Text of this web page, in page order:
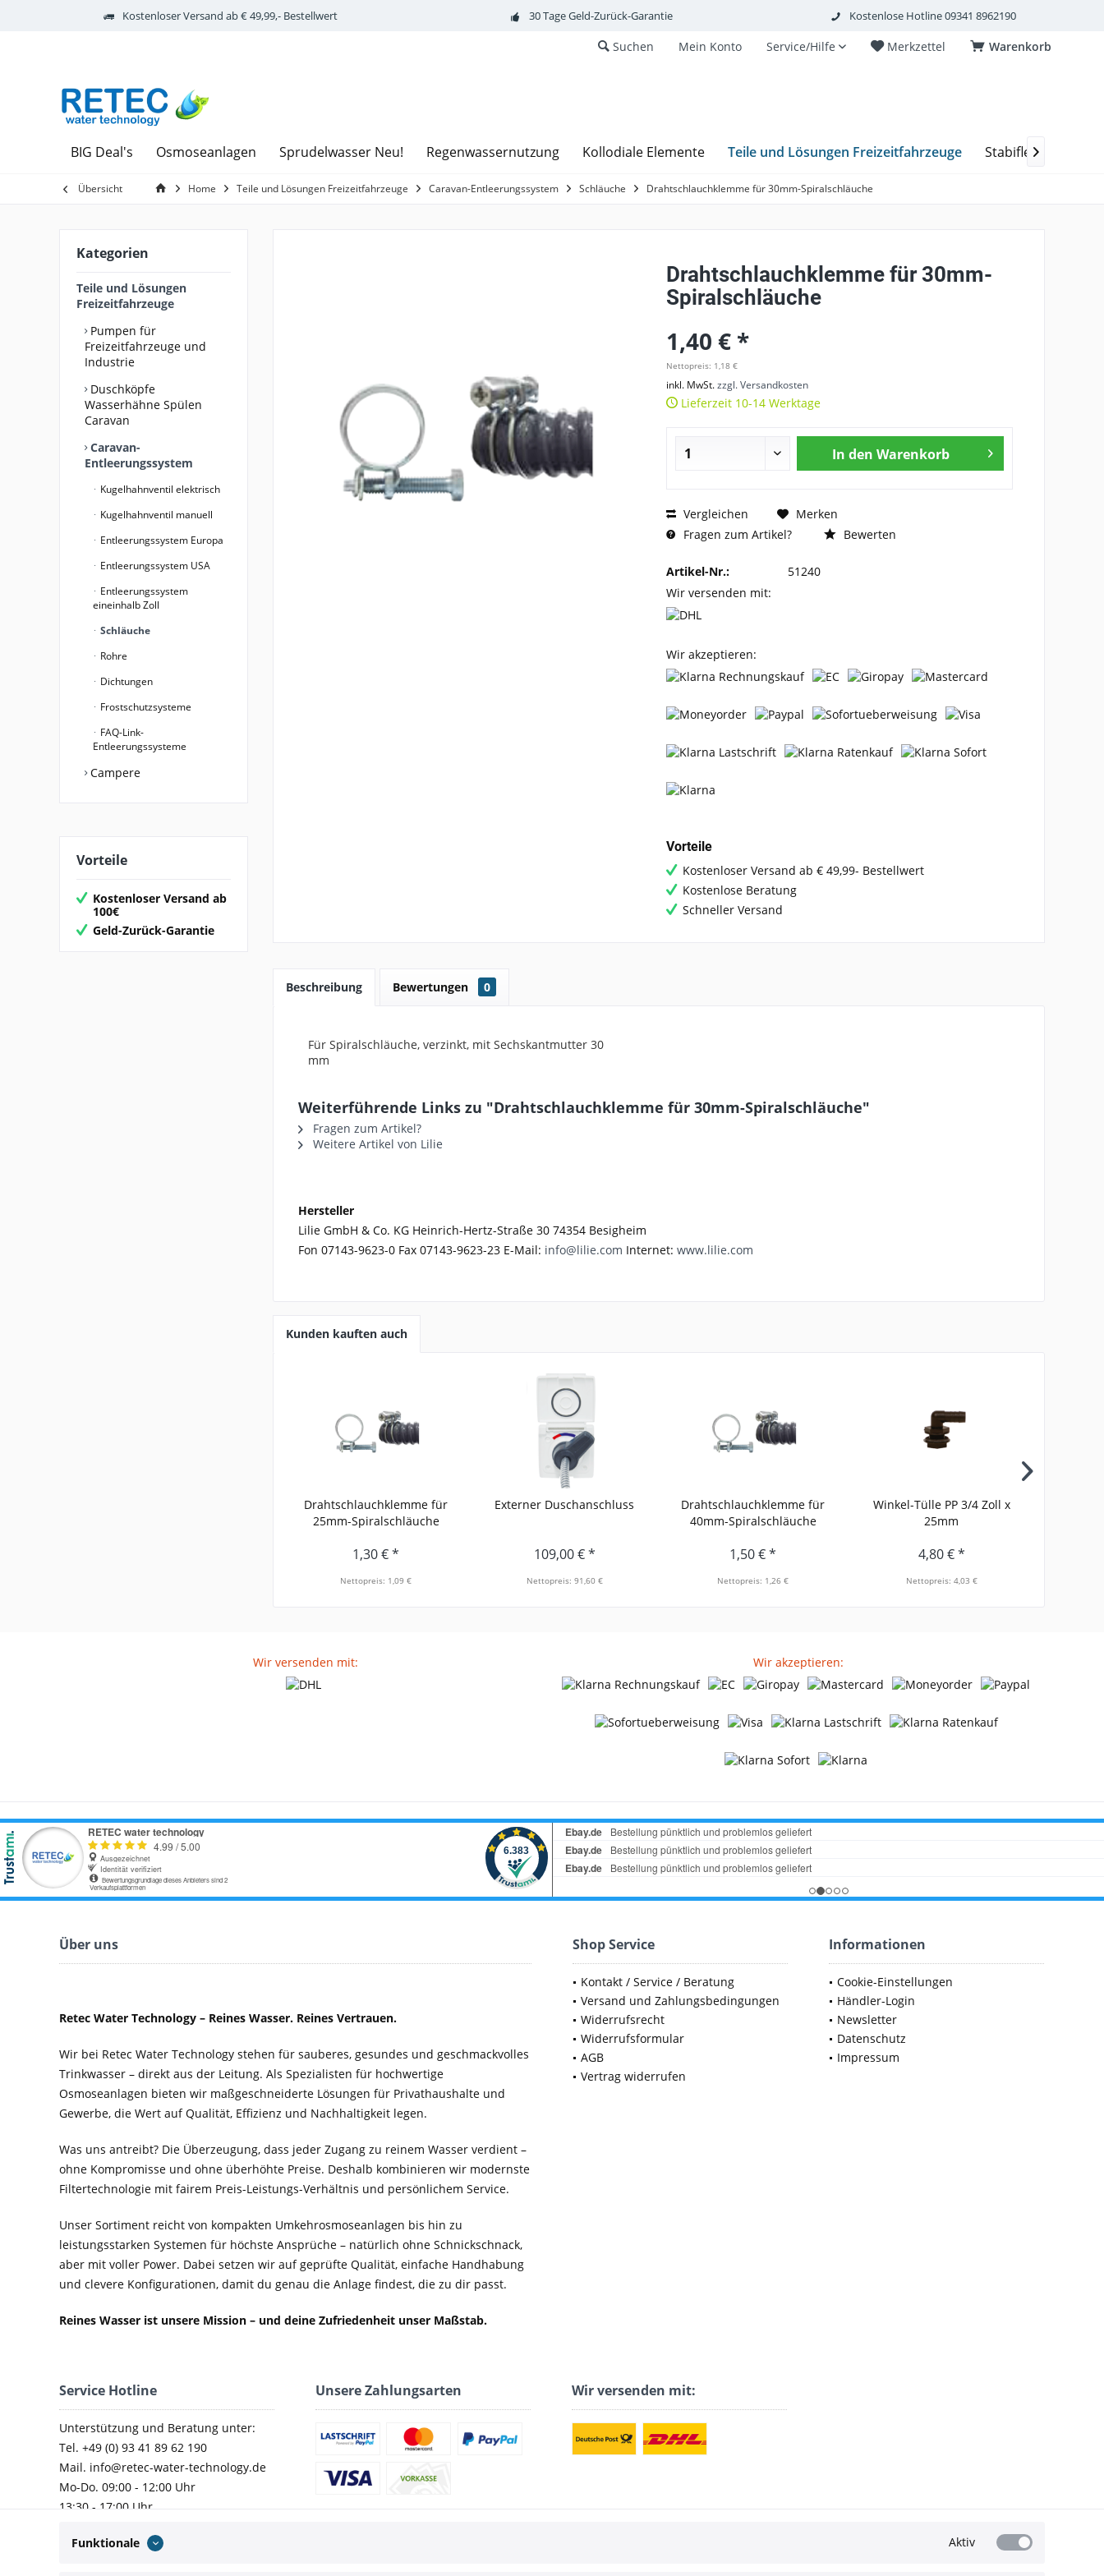
Kostenloser Versand ab € 49,99,- Bestellwert 30 Tage Geld-Zurück-Garantie Kostenlose Hotline 09341 8962190
Warenkorb
Merkzettel
Service/Hilfe
Mein Konto
Suchen
BIG Deal's Osmoseanlagen Sprudelwasser Neu! Regenwassernutzung Kollodiale Elemente Teile und Lösungen Freizeitfahrzeuge Stabiflex
Übersicht Home Teile und Lösungen Freizeitfahrzeuge Caravan-Entleerungssystem Schläuche Drahtschlauchklemme für 30mm-Spiralschläuche
Kategorien
Teile und Lösungen
Freizeitfahrzeuge
Pumpen für
Freizeitfahrzeuge und
Industrie
Duschköpfe
Wasserhähne Spülen
Caravan
Caravan-
Entleerungssystem
Kugelhahnventil elektrisch
Kugelhahnventil manuell
Entleerungssystem Europa
Entleerungssystem USA
Entleerungssystem
eineinhalb Zoll
Schläuche
Rohre
Dichtungen
Frostschutzsysteme
FAQ-Link-
Entleerungssysteme
Campere
Vorteile
Kostenloser Versand ab
100€
Geld-Zurück-Garantie
Drahtschlauchklemme für 30mm-
Spiralschläuche
1,40 € *
Nettopreis: 1,18 €
inkl. MwSt.zzgl. Versandkosten
Lieferzeit 10-14 Werktage
In den Warenkorb
Vergleichen
Merken
Fragen zum Artikel?
Bewerten
Artikel-Nr.:
51240
Wir versenden mit:
Wir akzeptieren:
Vorteile
Kostenloser Versand ab € 49,99- Bestellwert
Kostenlose Beratung
Schneller Versand
Beschreibung Bewertungen 0
Für Spiralschläuche, verzinkt, mit Sechskantmutter 30
mm
Weiterführende Links zu "Drahtschlauchklemme für 30mm-Spiralschläuche"
Fragen zum Artikel?
Weitere Artikel von Lilie
Hersteller
Lilie GmbH & Co. KG Heinrich-Hertz-Straße 30 74354 Besigheim
Fon 07143-9623-0 Fax 07143-9623-23 E-Mail: info@lilie.com Internet: www.lilie.com
Kunden kauften auch
Drahtschlauchklemme für
25mm-Spiralschläuche
1,30 € *
Nettopreis: 1,09 €
Externer Duschanschluss
109,00 € *
Nettopreis: 91,60 €
Drahtschlauchklemme für
40mm-Spiralschläuche
1,50 € *
Nettopreis: 1,26 €
Winkel-Tülle PP 3/4 Zoll x
25mm
4,80 € *
Nettopreis: 4,03 €
Wir versenden mit: Wir akzeptieren:
Über uns
Retec Water Technology – Reines Wasser. Reines Vertrauen.
Wir bei Retec Water Technology stehen für sauberes, gesundes und geschmackvolles
Trinkwasser – direkt aus der Leitung. Als Spezialisten für hochwertige
Osmoseanlagen bieten wir maßgeschneiderte Lösungen für Privathaushalte und
Gewerbe, die Wert auf Qualität, Effizienz und Nachhaltigkeit legen.
Was uns antreibt? Die Überzeugung, dass jeder Zugang zu reinem Wasser verdient –
ohne Kompromisse und ohne überhöhte Preise. Deshalb kombinieren wir modernste
Filtertechnologie mit fairem Preis-Leistungs-Verhältnis und persönlichem Service.
Unser Sortiment reicht von kompakten Umkehrosmoseanlagen bis hin zu
leistungsstarken Systemen für höchste Ansprüche – natürlich ohne Schnickschnack,
aber mit voller Power. Dabei setzen wir auf geprüfte Qualität, einfache Handhabung
und clevere Konfigurationen, damit du genau die Anlage findest, die zu dir passt.
Reines Wasser ist unsere Mission – und deine Zufriedenheit unser Maßstab.
Shop Service
Kontakt / Service / Beratung
Versand und Zahlungsbedingungen
Widerrufsrecht
Widerrufsformular
AGB
Vertrag widerrufen
Informationen
Cookie-Einstellungen
Händler-Login
Newsletter
Datenschutz
Impressum
Service Hotline
Unterstützung und Beratung unter:
Tel. +49 (0) 93 41 89 62 190
Mail. info@retec-water-technology.de
Mo-Do. 09:00 - 12:00 Uhr
13:30 - 17:00 Uhr
Unsere Zahlungsarten Wir versenden mit:
Funktionale Aktiv